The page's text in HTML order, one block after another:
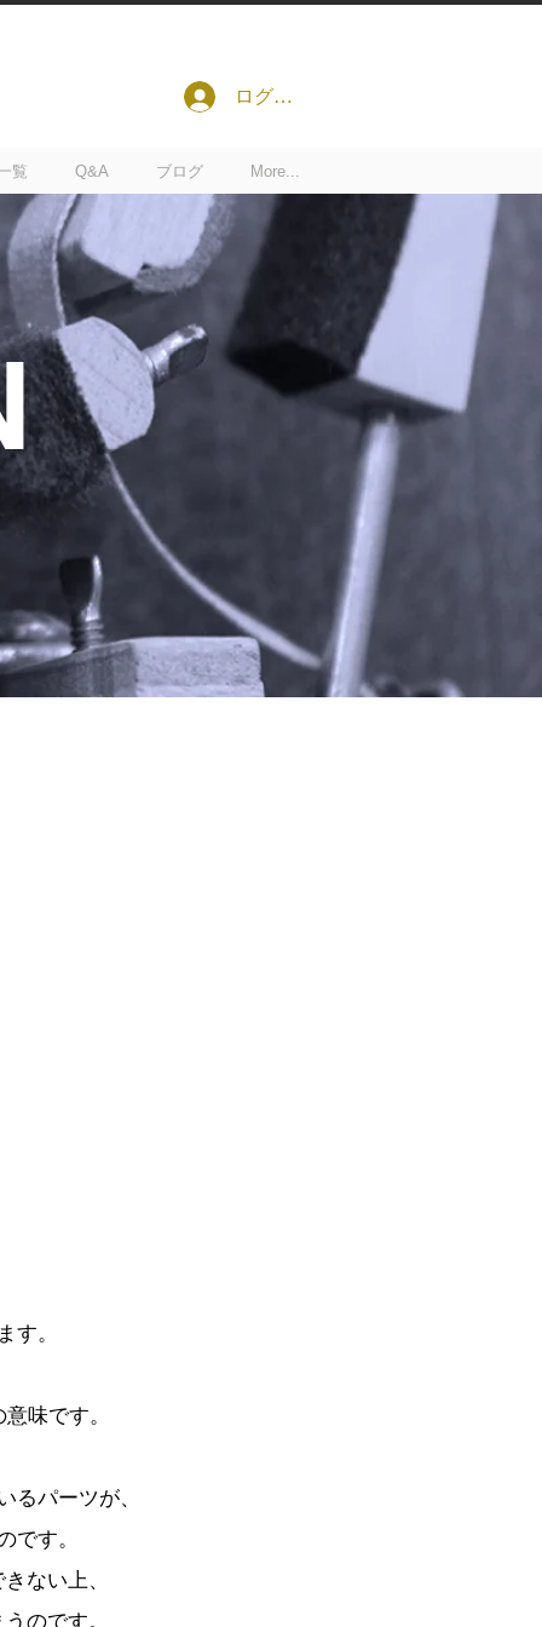
ログイン
覧 Q&A ブログ More...
す。
味です。
パーツが、
です。
ない上、
のです。